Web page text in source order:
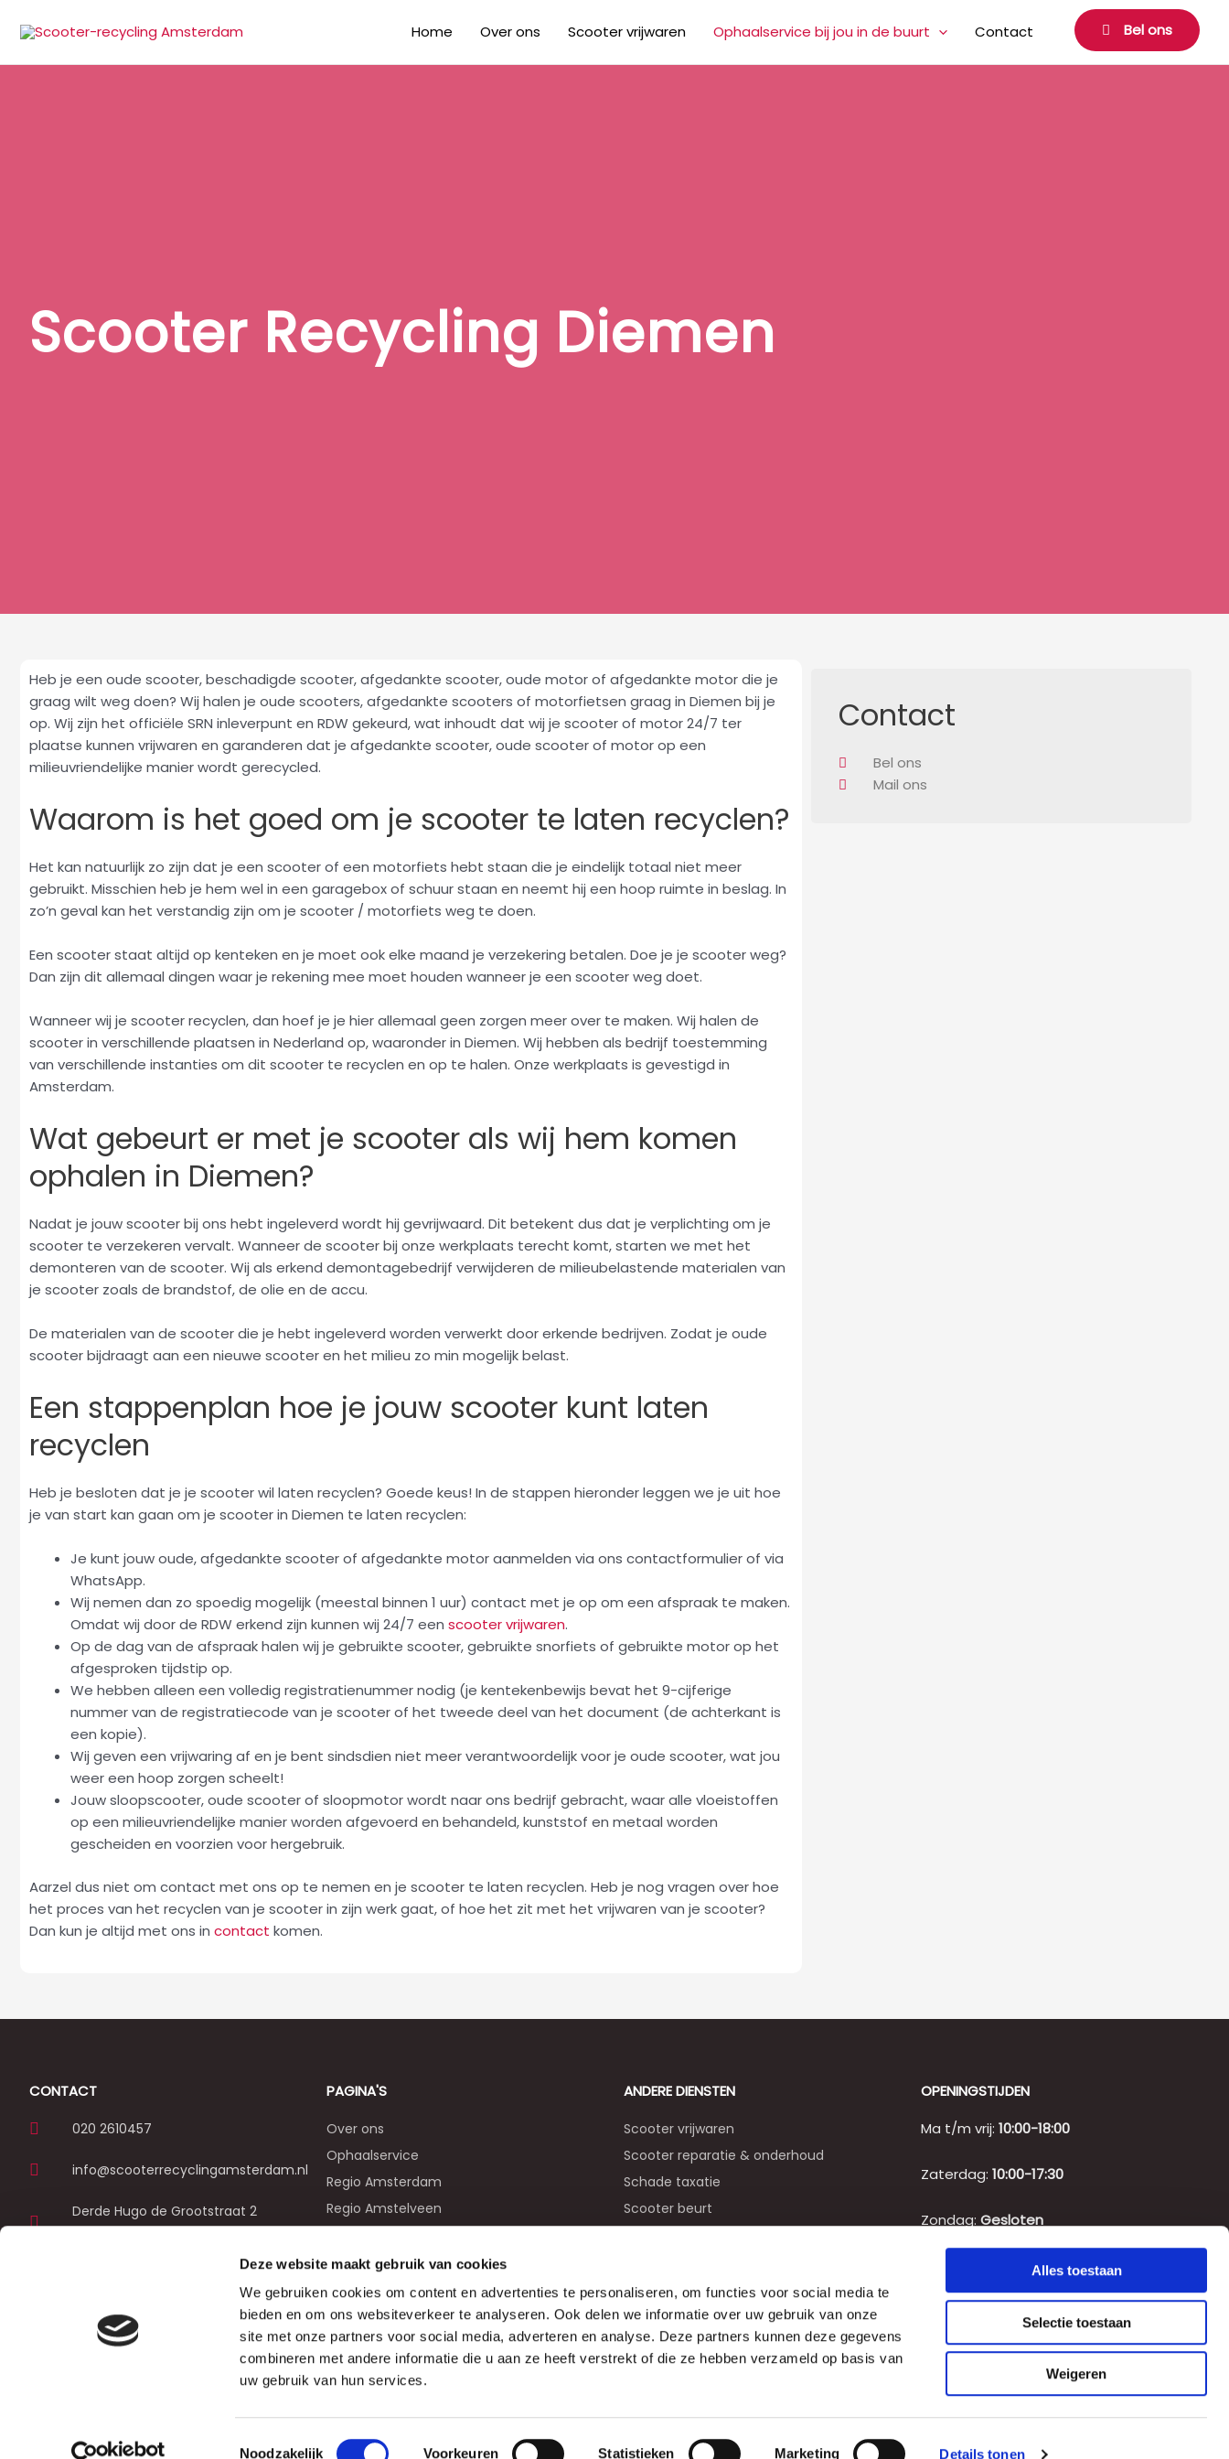
Deze website maakt gebruik van cookies
We gebruiken cookies om content en advertenties te personaliseren, om functies voor social media te
bieden en om ons websiteverkeer te analyseren. Ook delen we informatie over uw gebruik van onze
site met onze partners voor social media, adverteren en analyse. Deze partners kunnen deze gegevens
combineren met andere informatie die u aan ze heeft verstrekt of die ze hebben verzameld op basis van
uw gebruik van hun services.
Toestemmingsselectie
Noodzakelijk Voorkeuren Statistieken Marketing Details tonen
Alles toestaan
Selectie toestaan
Weigeren
naar
Home Over ons Scooter vrijwaren Ophaalservice bij jou in de buurt Contact Bel ons
Scooter Recycling Diemen
Heb je een oude scooter, beschadigde scooter, afgedankte scooter, oude motor of afgedankte motor die je
graag wilt weg doen? Wij halen je oude scooters, afgedankte scooters of motorfietsen graag in Diemen bij je
op. Wij zijn het officiële SRN inleverpunt en RDW gekeurd, wat inhoudt dat wij je scooter of motor 24/7 ter
plaatse kunnen vrijwaren en garanderen dat je afgedankte scooter, oude scooter of motor op een
milieuvriendelijke manier wordt gerecycled.
Waarom is het goed om je scooter te laten recyclen?
Het kan natuurlijk zo zijn dat je een scooter of een motorfiets hebt staan die je eindelijk totaal niet meer
gebruikt. Misschien heb je hem wel in een garagebox of schuur staan en neemt hij een hoop ruimte in beslag. In
zo’n geval kan het verstandig zijn om je scooter / motorfiets weg te doen.
Een scooter staat altijd op kenteken en je moet ook elke maand je verzekering betalen. Doe je je scooter weg?
Dan zijn dit allemaal dingen waar je rekening mee moet houden wanneer je een scooter weg doet.
Wanneer wij je scooter recyclen, dan hoef je je hier allemaal geen zorgen meer over te maken. Wij halen de
scooter in verschillende plaatsen in Nederland op, waaronder in Diemen. Wij hebben als bedrijf toestemming
van verschillende instanties om dit scooter te recyclen en op te halen. Onze werkplaats is gevestigd in
Amsterdam.
Wat gebeurt er met je scooter als wij hem komen
ophalen in Diemen?
Nadat je jouw scooter bij ons hebt ingeleverd wordt hij gevrijwaard. Dit betekent dus dat je verplichting om je
scooter te verzekeren vervalt. Wanneer de scooter bij onze werkplaats terecht komt, starten we met het
demonteren van de scooter. Wij als erkend demontagebedrijf verwijderen de milieubelastende materialen van
je scooter zoals de brandstof, de olie en de accu.
De materialen van de scooter die je hebt ingeleverd worden verwerkt door erkende bedrijven. Zodat je oude
scooter bijdraagt aan een nieuwe scooter en het milieu zo min mogelijk belast.
Een stappenplan hoe je jouw scooter kunt laten
recyclen
Heb je besloten dat je je scooter wil laten recyclen? Goede keus! In de stappen hieronder leggen we je uit hoe
je van start kan gaan om je scooter in Diemen te laten recyclen:
Je kunt jouw oude, afgedankte scooter of afgedankte motor aanmelden via ons contactformulier of via
WhatsApp.
Wij nemen dan zo spoedig mogelijk (meestal binnen 1 uur) contact met je op om een afspraak te maken.
Omdat wij door de RDW erkend zijn kunnen wij 24/7 een scooter vrijwaren.
Op de dag van de afspraak halen wij je gebruikte scooter, gebruikte snorfiets of gebruikte motor op het
afgesproken tijdstip op.
We hebben alleen een volledig registratienummer nodig (je kentekenbewijs bevat het 9-cijferige
nummer van de registratiecode van je scooter of het tweede deel van het document (de achterkant is
een kopie).
Wij geven een vrijwaring af en je bent sindsdien niet meer verantwoordelijk voor je oude scooter, wat jou
weer een hoop zorgen scheelt!
Jouw sloopscooter, oude scooter of sloopmotor wordt naar ons bedrijf gebracht, waar alle vloeistoffen
op een milieuvriendelijke manier worden afgevoerd en behandeld, kunststof en metaal worden
gescheiden en voorzien voor hergebruik.
Aarzel dus niet om contact met ons op te nemen en je scooter te laten recyclen. Heb je nog vragen over hoe
het proces van het recyclen van je scooter in zijn werk gaat, of hoe het zit met het vrijwaren van je scooter?
Dan kun je altijd met ons in contact komen.
Contact
Bel ons
Mail ons
CONTACT
020 2610457
info@scooterrecyclingamsterdam.nl
Derde Hugo de Grootstraat 2
1052LL, Amsterdam
PAGINA'S
Over ons
Ophaalservice
Regio Amsterdam
Regio Amstelveen
Regio Haarlem
Regio Zaandam
Contact
ANDERE DIENSTEN
Scooter vrijwaren
Scooter reparatie & onderhoud
Schade taxatie
Scooter beurt
OPENINGSTIJDEN
Ma t/m vrij: 10:00-18:00
Zaterdag: 10:00-17:30
Zondag: Gesloten
Gesloten